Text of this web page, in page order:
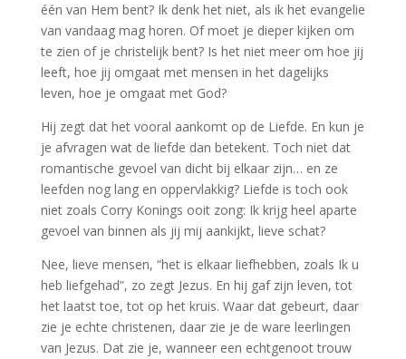
één van Hem bent? Ik denk het niet, als ik het evangelie
van vandaag mag horen. Of moet je dieper kijken om
te zien of je christelijk bent? Is het niet meer om hoe jij
leeft, hoe jij omgaat met mensen in het dagelijks
leven, hoe je omgaat met God?
Hij zegt dat het vooral aankomt op de Liefde. En kun je
je afvragen wat de liefde dan betekent. Toch niet dat
romantische gevoel van dicht bij elkaar zijn… en ze
leefden nog lang en oppervlakkig? Liefde is toch ook
niet zoals Corry Konings ooit zong: Ik krijg heel aparte
gevoel van binnen als jij mij aankijkt, lieve schat?
Nee, lieve mensen, “het is elkaar liefhebben, zoals Ik u
heb liefgehad”, zo zegt Jezus. En hij gaf zijn leven, tot
het laatst toe, tot op het kruis. Waar dat gebeurt, daar
zie je echte christenen, daar zie je de ware leerlingen
van Jezus. Dat zie je, wanneer een echtgenoot trouw